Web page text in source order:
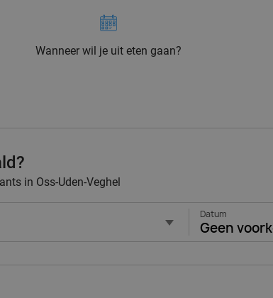
Wanneer wil je uit eten gaan?
in Oss-Uden-Veghel
Datum
Geen